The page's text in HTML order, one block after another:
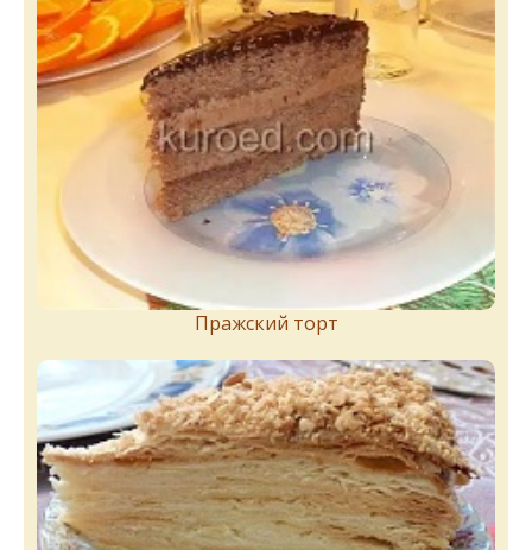
Пражский торт